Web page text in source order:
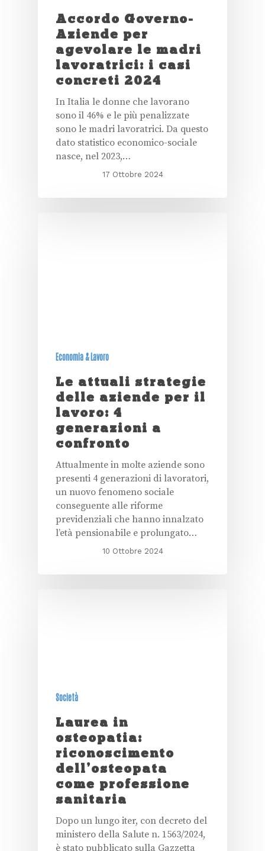
Accordo Governo-
Aziende per
agevolare le madri
lavoratrici: i casi
concreti 2024
In Italia le donne che lavorano
sono il 46% e le più penalizzate
sono le madri lavoratrici. Da questo
dato statistico economico-sociale
nasce, nel 2023,…
17 Ottobre 2024
Economia & Lavoro
Le attuali strategie
delle aziende per il
lavoro: 4
generazioni a
confronto
Attualmente in molte aziende sono
presenti 4 generazioni di lavoratori,
un nuovo fenomeno sociale
conseguente alle riforme
previdenziali che hanno innalzato
l’età pensionabile e prolungato…
10 Ottobre 2024
Società
Laurea in
osteopatia:
riconoscimento
dell’osteopata
come professione
sanitaria
Dopo un lungo iter, con decreto del
ministero della Salute n. 1563/2024,
è stato pubblicato sulla Gazzetta